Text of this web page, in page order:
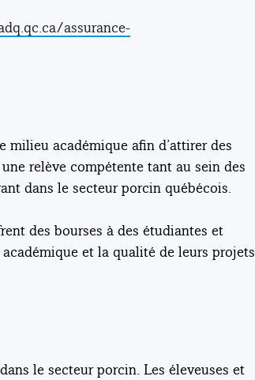
assurance-
milieu académique afin d’attirer des
relève compétente tant au sein des
dans le secteur porcin québécois.
des bourses à des étudiantes et
et la qualité de leurs projets
le secteur porcin. Les éleveuses et